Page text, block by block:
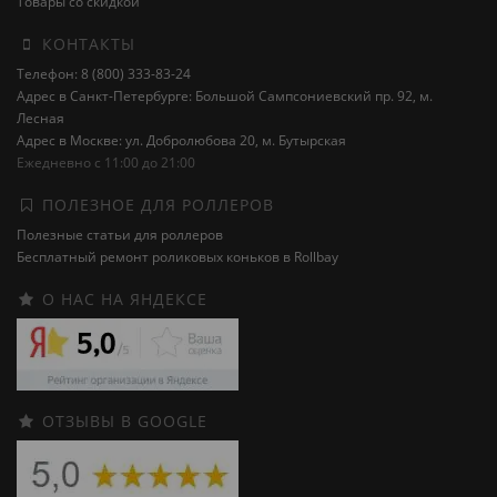
КОНТАКТЫ
Телефон: 8 (800) 333-83-24
Адрес в Санкт-Петербурге: Большой Сампсониевский пр. 92, м.
Лесная
Адрес в Москве: ул. Добролюбова 20, м. Бутырская
Ежедневно с 11:00 до 21:00
ПОЛЕЗНОЕ ДЛЯ РОЛЛЕРОВ
Полезные статьи для роллеров
Бесплатный ремонт роликовых коньков в Rollbay
О НАС НА ЯНДЕКСЕ
ОТЗЫВЫ В GOOGLE